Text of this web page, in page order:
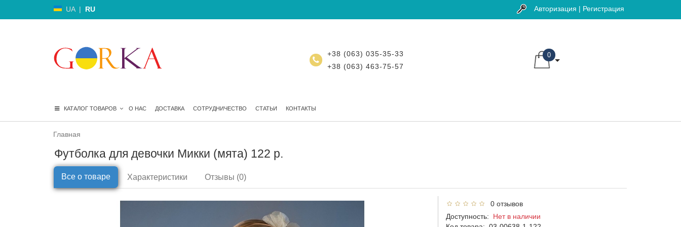
UA | RU Авторизация | Регистрация
+38 (063) 035-35-33
+38 (063) 463-75-57
0
КАТАЛОГ ТОВАРОВ О НАС ДОСТАВКА СОТРУДНИЧЕСТВО СТАТЬИ КОНТАКТЫ
Главная
Футболка для девочки Микки (мята) 122 р.
Все о товаре Характеристики Отзывы (0)
0 отзывов
Доступность: Нет в наличии